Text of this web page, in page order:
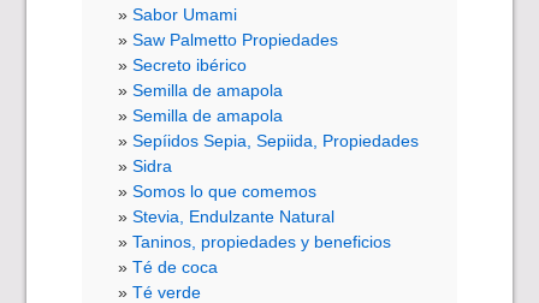
Sabor Umami
Saw Palmetto Propiedades
Secreto ibérico
Semilla de amapola
Semilla de amapola
Sepíidos Sepia, Sepiida, Propiedades
Sidra
Somos lo que comemos
Stevia, Endulzante Natural
Taninos, propiedades y beneficios
Té de coca
Té verde